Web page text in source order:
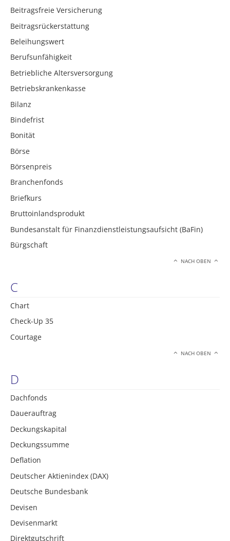
Beitragsfreie Versicherung
Beitragsrückerstattung
Beleihungswert
Berufsunfähigkeit
Betriebliche Altersversorgung
Betriebskrankenkasse
Bilanz
Bindefrist
Bonität
Börse
Börsenpreis
Branchenfonds
Briefkurs
Bruttoinlandsprodukt
Bundesanstalt für Finanzdienstleistungsaufsicht (BaFin)
Bürgschaft
NACH OBEN
C
Chart
Check-Up 35
Courtage
NACH OBEN
D
Dachfonds
Dauerauftrag
Deckungskapital
Deckungssumme
Deflation
Deutscher Aktienindex (DAX)
Deutsche Bundesbank
Devisen
Devisenmarkt
Direktgutschrift